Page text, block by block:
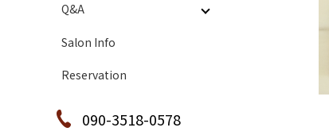
Q&A
Salon Info
Reservation
090-3518-0578